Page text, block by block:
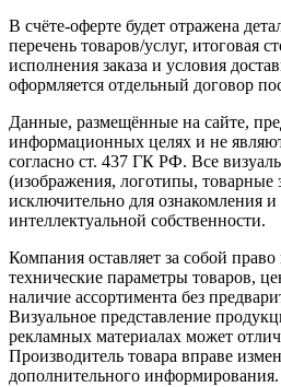
В счёте-оферте будет отражена
перечень товаров/услуг, итоговая
исполнения заказа и условия
оформляется отдельный договор
Данные, размещённые на сайте,
информационных целях и не
согласно ст. 437 ГК РФ. Все
(изображения, логотипы, товарные
исключительно для ознакомления
интеллектуальной собственности.
Компания оставляет за собой
технические параметры товаров,
наличие ассортимента без
Визуальное представление
рекламных материалах может
Производитель товара вправе
дополнительного информирования.